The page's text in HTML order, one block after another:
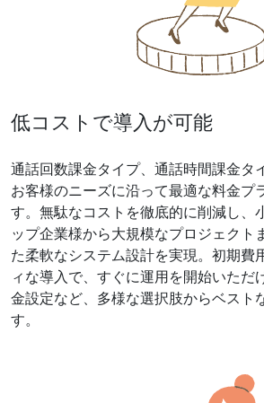
低コストで導入が可能
通話回数課金タイプ、通話時間課金タ
お客様のニーズに沿って最適な料金プ
す。無駄なコストを徹底的に削減し、
ップ企業様から大規模なプロジェクト
た柔軟なシステム設計を実現。初期費
ィな導入で、すぐに運用を開始いただ
金設定など、多様な選択肢からベスト
す。